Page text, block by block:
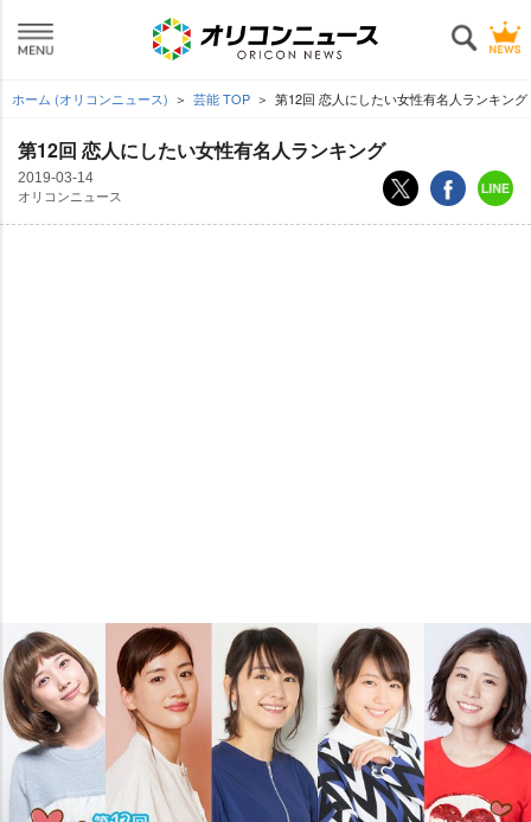
ホーム (オリコンニュース) 芸能 TOP 第12回 恋人にしたい女性有名人ランキング
第12回 恋人にしたい女性有名人ランキング
2019-03-14
オリコンニュース